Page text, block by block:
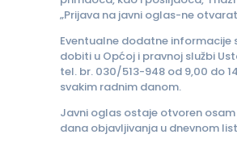
„Prijava na javni oglas-ne
Eventualne dodatne informacije
dobiti u Općoj i pravnoj službi
tel. br. 030/513-948 od 9,00 do
svakim radnim danom.
Javni oglas ostaje otvoren
dana objavljivanja u dnevnom